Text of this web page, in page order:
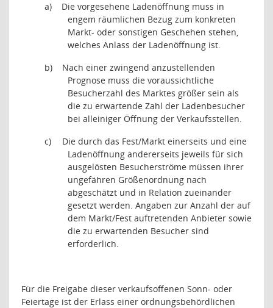
a)
Die vorgesehene Ladenöffnung muss in
engem räumlichen Bezug zum konkreten
Markt- oder sonstigen Geschehen stehen,
welches Anlass der Ladenöffnung ist.
b)
Nach einer zwingend anzustellenden
Prognose muss die voraussichtliche
Besucherzahl des Marktes größer sein als
die zu erwartende Zahl der Ladenbesucher
bei alleiniger Öffnung der Verkaufsstellen.
c)
Die durch das Fest/Markt einerseits und eine
Ladenöffnung andererseits jeweils für sich
ausgelösten Besucherströme müssen ihrer
ungefähren Größenordnung nach
abgeschätzt und in Relation zueinander
gesetzt werden. Angaben zur Anzahl der auf
dem Markt/Fest auftretenden Anbieter sowie
die zu erwartenden Besucher sind
erforderlich.
Für die Freigabe dieser verkaufsoffenen Sonn- oder
Feiertage ist der Erlass einer ordnungsbehördlichen